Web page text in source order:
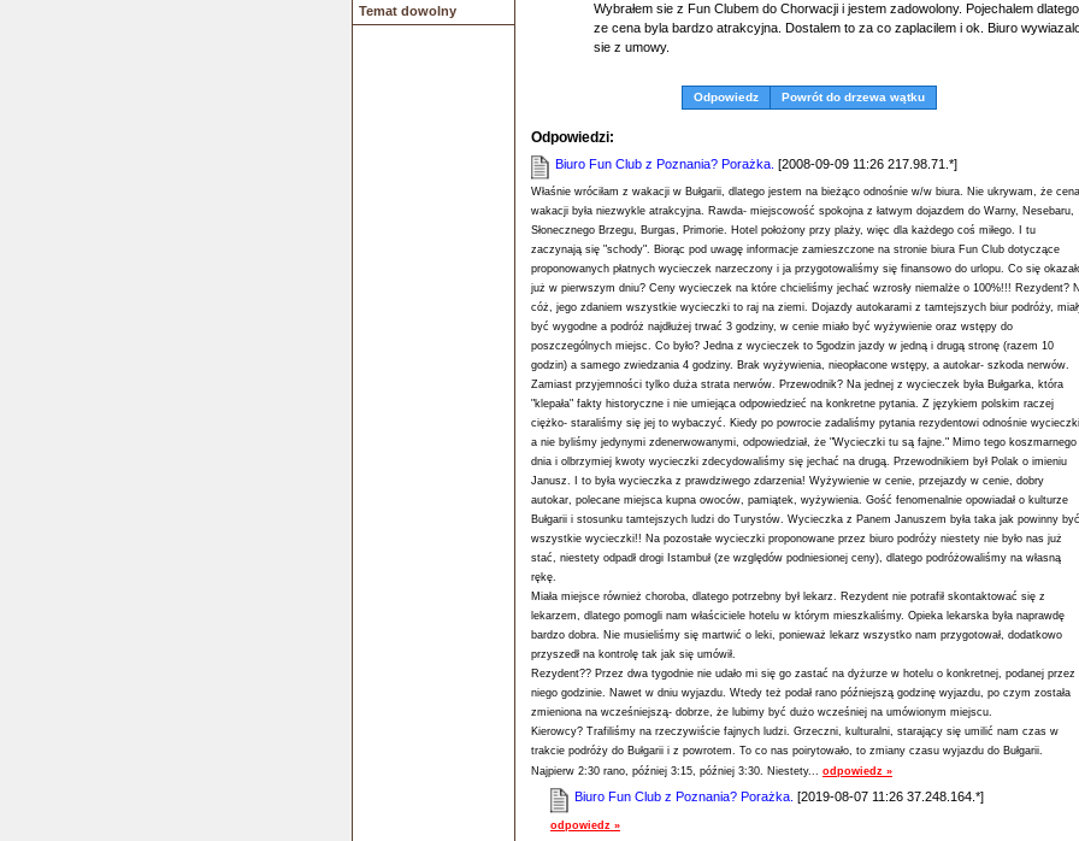
Temat dowolny
Wybrałem sie z Fun Clubem do Chorwacji i jestem zadowolony. Pojechalem dlatego
ze cena byla bardzo atrakcyjna. Dostalem to za co zaplacilem i ok. Biuro
sie z umowy.
Odpowiedz Powrót do drzewa wątku
Odpowiedzi:
Biuro Fun Club z Poznania? Porażka. [2008-09-09 11:26 217.98.71.*]
Właśnie wróciłam z wakacji w Bułgarii, dlatego jestem na bieżąco odnośnie w/w biura. Nie ukrywam, że cena
wakacji była niezwykle atrakcyjna. Rawda- miejscowość spokojna z łatwym dojazdem do Warny, Nesebaru,
Słonecznego Brzegu, Burgas, Primorie. Hotel położony przy plaży, więc dla każdego coś miłego. I tu
zaczynają się "schody". Biorąc pod uwagę informacje zamieszczone na stronie biura Fun Club dotyczące
proponowanych płatnych wycieczek narzeczony i ja przygotowaliśmy się finansowo do urlopu. Co się
już w pierwszym dniu? Ceny wycieczek na które chcieliśmy jechać wzrosły niemalże o 100%!!! Rezydent?
cóż, jego zdaniem wszystkie wycieczki to raj na ziemi. Dojazdy autokarami z tamtejszych biur podróży,
być wygodne a podróż najdłużej trwać 3 godziny, w cenie miało być wyżywienie oraz wstępy do
poszczególnych miejsc. Co było? Jedna z wycieczek to 5godzin jazdy w jedną i drugą stronę (razem 10
godzin) a samego zwiedzania 4 godziny. Brak wyżywienia, nieopłacone wstępy, a autokar- szkoda nerwów.
Zamiast przyjemności tylko duża strata nerwów. Przewodnik? Na jednej z wycieczek była Bułgarka, która
"klepała" fakty historyczne i nie umiejąca odpowiedzieć na konkretne pytania. Z językiem polskim raczej
ciężko- staraliśmy się jej to wybaczyć. Kiedy po powrocie zadaliśmy pytania rezydentowi odnośnie
a nie byliśmy jedynymi zdenerwowanymi, odpowiedział, że "Wycieczki tu są fajne." Mimo tego koszmarnego
dnia i olbrzymiej kwoty wycieczki zdecydowaliśmy się jechać na drugą. Przewodnikiem był Polak o imieniu
Janusz. I to była wycieczka z prawdziwego zdarzenia! Wyżywienie w cenie, przejazdy w cenie, dobry
autokar, polecane miejsca kupna owoców, pamiątek, wyżywienia. Gość fenomenalnie opowiadał o kulturze
Bułgarii i stosunku tamtejszych ludzi do Turystów. Wycieczka z Panem Januszem była taka jak powinny być
wszystkie wycieczki!! Na pozostałe wycieczki proponowane przez biuro podróży niestety nie było nas już
stać, niestety odpadł drogi Istambuł (ze względów podniesionej ceny), dlatego podróżowaliśmy na własną
rękę.
Miała miejsce również choroba, dlatego potrzebny był lekarz. Rezydent nie potrafił skontaktować się z
lekarzem, dlatego pomogli nam właściciele hotelu w którym mieszkaliśmy. Opieka lekarska była naprawdę
bardzo dobra. Nie musieliśmy się martwić o leki, ponieważ lekarz wszystko nam przygotował, dodatkowo
przyszedł na kontrolę tak jak się umówił.
Rezydent?? Przez dwa tygodnie nie udało mi się go zastać na dyżurze w hotelu o konkretnej, podanej przez
niego godzinie. Nawet w dniu wyjazdu. Wtedy też podał rano późniejszą godzinę wyjazdu, po czym została
zmieniona na wcześniejszą- dobrze, że lubimy być dużo wcześniej na umówionym miejscu.
Kierowcy? Trafiliśmy na rzeczywiście fajnych ludzi. Grzeczni, kulturalni, starający się umilić nam czas w
trakcie podróży do Bułgarii i z powrotem. To co nas poirytowało, to zmiany czasu wyjazdu do Bułgarii.
Najpierw 2:30 rano, później 3:15, później 3:30. Niestety... odpowiedz »
Biuro Fun Club z Poznania? Porażka. [2019-08-07 11:26 37.248.164.*]
odpowiedz »